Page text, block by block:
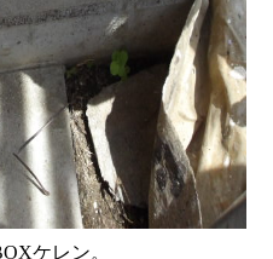
ケレン。